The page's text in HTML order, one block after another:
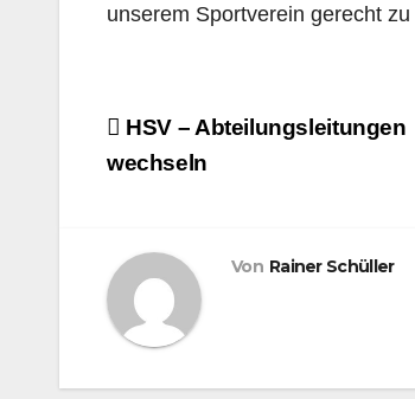
unserem Sportverein gerecht
HSV – Abteilungsleitungen
wechseln
Von Rainer Schüller